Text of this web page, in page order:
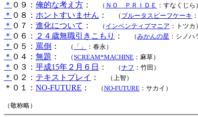
＊ ０９： 俺的な考え方 ： （ ＮＯ ＰＲＩＤＥ ：すなくじら）
＊ ０８： ホントすいません ： （ ブルータスビーフケーキ
＊ ０７： 進化について ： （ インベンティブマニア ：トツカ）
＊ ０６： ２４歳無職引きこもり ： （みかんの星 ：シノハ
＊ ０５： 罵倒 ： （ 「」 ：春永）
＊ ０４： 無題 ： （SCREAM*MACHINE ：麻草）
＊ ０３： 平成15年２月６日 ： （ナフ ：竹田）
＊ ０２： テキストプレイ ： （上智）
＊０１： NO-FUTURE ： （NO-FUTURE ：サカイ）
（敬称略）